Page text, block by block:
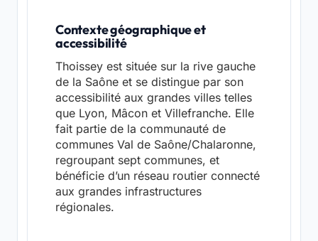
Contexte géographique et
accessibilité
Thoissey est située sur la rive gauche
de la Saône et se distingue par son
accessibilité aux grandes villes telles
que Lyon, Mâcon et Villefranche. Elle
fait partie de la communauté de
communes Val de Saône/Chalaronne,
regroupant sept communes, et
bénéficie d’un réseau routier connecté
aux grandes infrastructures
régionales.